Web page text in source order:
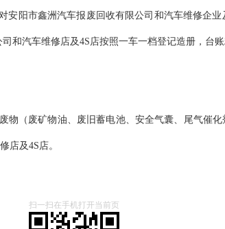
阳市鑫洲汽车报废回收有限公司和汽车维修企
汽车维修店及4S店按照一车一档登记造册，台账
物（废矿物油、废旧蓄电池、安全气囊、尾气催
店及4S店。
扫一扫在手机打开当前页